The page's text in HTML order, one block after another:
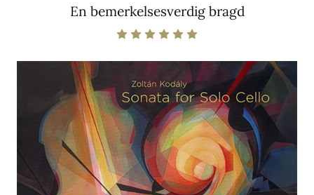
En bemerkelsesverdig bragd